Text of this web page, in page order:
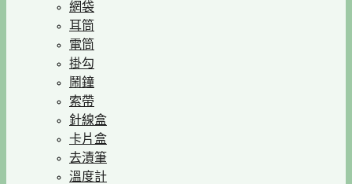
網袋
耳筒
電筒
掛勾
鬧鐘
索帶
針線盒
卡片盒
去漬筆
溫度計